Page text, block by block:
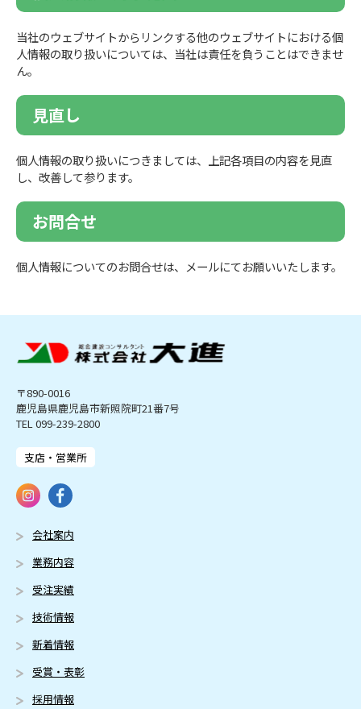
当社のウェブサイトからリンクする他のウェブサイトにおける個
人情報の取り扱いについては、当社は責任を負うことはできませ
ん。
見直し
個人情報の取り扱いにつきましては、上記各項目の内容を見直
し、改善して参ります。
お問合せ
個人情報についてのお問合せは、メールにてお願いいたします。
〒890-0016
鹿児島県鹿児島市新照院町21番7号
TEL 099-239-2800
支店・営業所
会社案内
業務内容
受注実績
技術情報
新着情報
受賞・表彰
採用情報